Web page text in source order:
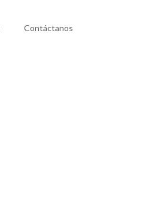
Contáctanos